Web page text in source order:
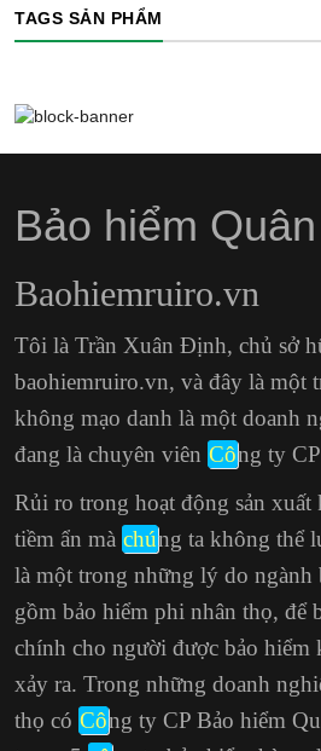
TAGS SẢN PHẨM
Bảo hiểm
Baohiemruiro.vn
Tôi là Trần Xuân Định, chủ sở
baohiemruiro.vn, và đây là một
không mạo danh là một doanh
đang là chuyên viên Công ty
Rủi ro trong hoạt động sản
tiềm ẩn mà chúng ta không thể
là một trong những lý do ngành
gồm bảo hiểm phi nhân thọ, để
chính cho người được bảo hiểm
xảy ra. Trong những doanh
thọ có Công ty CP Bảo hiểm